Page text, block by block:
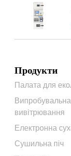
Продукти
Палата для
вивітрювання
Електронна
Сушильна піч